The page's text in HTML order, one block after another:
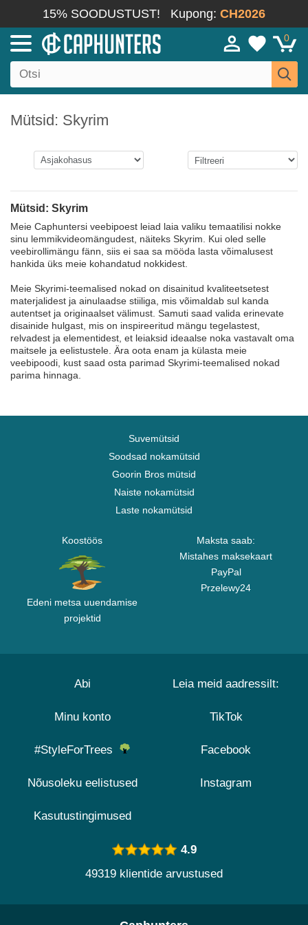
15% SOODUSTUST! Kupong: CH2026
0
Mütsid: Skyrim
Mütsid: Skyrim
Meie Caphuntersi veebipoest leiad laia valiku temaatilisi nokke
sinu lemmikvideomängudest, näiteks Skyrim. Kui oled selle
veebirollimängu fänn, siis ei saa sa mööda lasta võimalusest
hankida üks meie kohandatud nokkidest.
Meie Skyrimi-teemalised nokad on disainitud kvaliteetsetest
materjalidest ja ainulaadse stiiliga, mis võimaldab sul kanda
autentset ja originaalset välimust. Samuti saad valida erinevate
disainide hulgast, mis on inspireeritud mängu tegelastest,
relvadest ja elementidest, et leiaksid ideaalse noka vastavalt oma
maitsele ja eelistustele. Ära oota enam ja külasta meie
veebipoodi, kust saad osta parimad Skyrimi-teemalised nokad
parima hinnaga.
Suvemütsid
Soodsad nokamütsid
Goorin Bros mütsid
Naiste nokamütsid
Laste nokamütsid
Koostöös
Edeni metsa uuendamise
projektid
Maksta saab:
Mistahes maksekaart
PayPal
Przelewy24
Abi
Minu konto
#StyleForTrees
Nõusoleku eelistused
Kasutustingimused
Leia meid aadressilt:
TikTok
Facebook
Instagram
4.9
49319 klientide arvustused